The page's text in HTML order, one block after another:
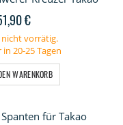
€
nicht vorrätig.
20-25 Tagen
WARENKORB
für Takao